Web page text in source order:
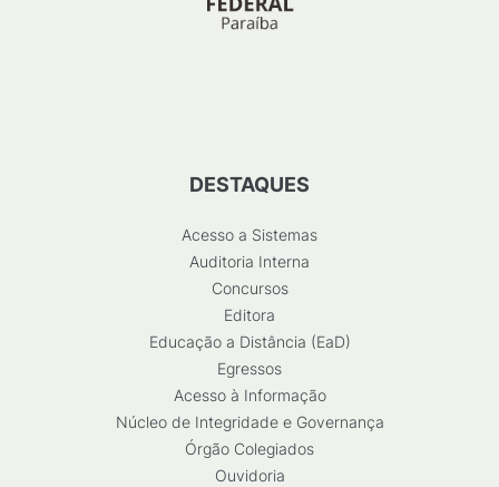
DESTAQUES
Acesso a Sistemas
Auditoria Interna
Concursos
Editora
Educação a Distância (EaD)
Egressos
Acesso à Informação
Núcleo de Integridade e Governança
Órgão Colegiados
Ouvidoria